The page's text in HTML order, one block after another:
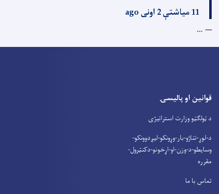
11 میاشتې 2 اونی ago
...
قوانین او پالیسۍ
د ټولګټو وزارت استراتیژی
د-لوړ-تناژو-بار-وړونکو-لیږدوونکو-
وسایطو-د-وزن-او-اړخونو-دکنټرول-
مقرره
تماس با ما